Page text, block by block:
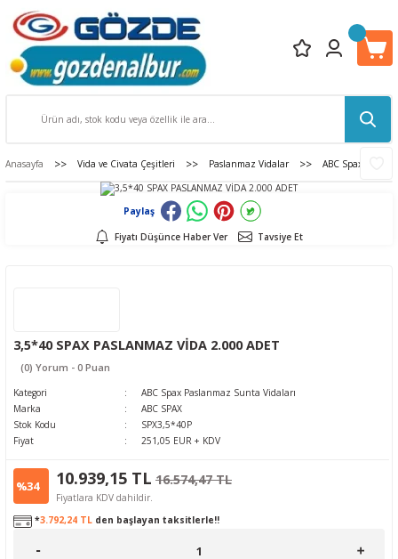
Anasayfa Vida ve Civata Çeşitleri Paslanmaz Vidalar ABC Spax
Paylaş
Fiyatı Düşünce Haber Ver Tavsiye Et
3,5*40 SPAX PASLANMAZ VİDA 2.000 ADET
(0) Yorum - 0 Puan
Kategori
ABC Spax Paslanmaz Sunta Vidaları
Marka
ABC SPAX
Stok Kodu
SPX3,5*40P
Fiyat
251,05 EUR + KDV
%34 10.939,15 TL 16.574,47 TL
Fiyatlara KDV dahildir.
*3.792,24 TL den başlayan taksitlerle!!